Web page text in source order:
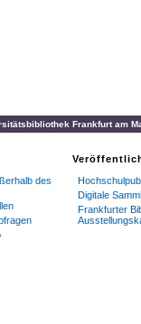
Frankfurt am
des
Digitale
Frankfurter